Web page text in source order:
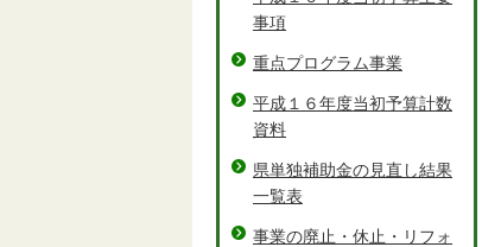
事項
重点プログラム事業
平成１６年度当初予算計数
資料
県単独補助金の見直し結果
一覧表
事業の廃止・休止・リフォ